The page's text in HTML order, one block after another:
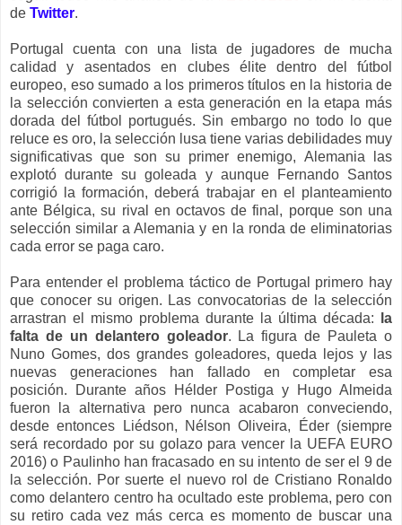
de Twitter.
Portugal cuenta con una lista de jugadores de mucha
calidad y asentados en clubes élite dentro del fútbol
europeo, eso sumado a los primeros títulos en la historia de
la selección convierten a esta generación en la etapa más
dorada del fútbol portugués. Sin embargo no todo lo que
reluce es oro, la selección lusa tiene varias debilidades muy
significativas que son su primer enemigo, Alemania las
explotó durante su goleada y aunque Fernando Santos
corrigió la formación, deberá trabajar en el planteamiento
ante Bélgica, su rival en octavos de final, porque son una
selección similar a Alemania y en la ronda de eliminatorias
cada error se paga caro.
Para entender el problema táctico de Portugal primero hay
que conocer su origen. Las convocatorias de la selección
arrastran el mismo problema durante la última década:
la
falta de un delantero goleador. La figura de Pauleta o
Nuno Gomes, dos grandes goleadores, queda lejos y las
nuevas generaciones han fallado en completar esa
posición. Durante años Hélder Postiga y Hugo Almeida
fueron la alternativa pero nunca acabaron conveciendo,
desde entonces Liédson, Nélson Oliveira, Éder (siempre
será recordado por su golazo para vencer la UEFA EURO
2016) o Paulinho han fracasado en su intento de ser el 9 de
la selección. Por suerte el nuevo rol de Cristiano Ronaldo
como delantero centro ha ocultado este problema, pero con
su retiro cada vez más cerca es momento de buscar una